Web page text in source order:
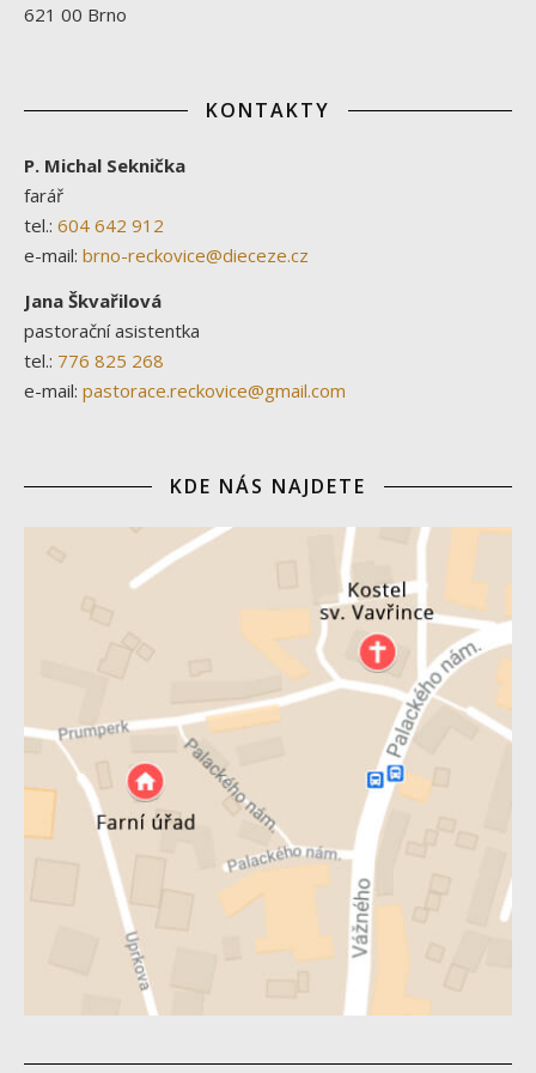
621 00 Brno
KONTAKTY
P. Michal Seknička
farář
tel.: 604 642 912
e-mail: brno-reckovice@dieceze.cz
Jana Škvařilová
pastorační asistentka
tel.: 776 825 268
e-mail: pastorace.reckovice@gmail.com
KDE NÁS NAJDETE